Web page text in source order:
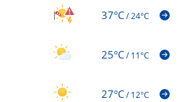
37°C/24°C
25°C/11°C
27°C/12°C